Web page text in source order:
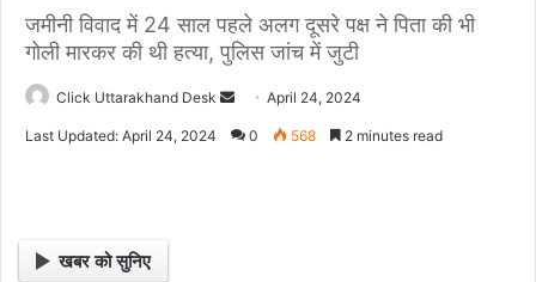
जमीनी विवाद में 24 साल पहले अलग दूसरे पक्ष ने पिता की भी
गोली मारकर की थी हत्या, पुलिस जांच में जुटी
Click Uttarakhand Desk
e
April 24, 2024
Last Updated: April 24, 2024 0 568 2 minutes read
खबर को सुनिए